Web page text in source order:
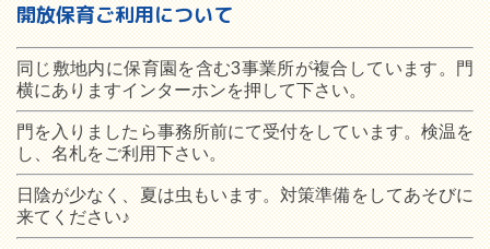
開放保育ご利用について
同じ敷地内に保育園を含む3事業所が複合しています。門
横にありますインターホンを押して下さい。
門を入りましたら事務所前にて受付をしています。検温を
し、名札をご利用下さい。
日陰が少なく、夏は虫もいます。対策準備をしてあそびに
来てください♪